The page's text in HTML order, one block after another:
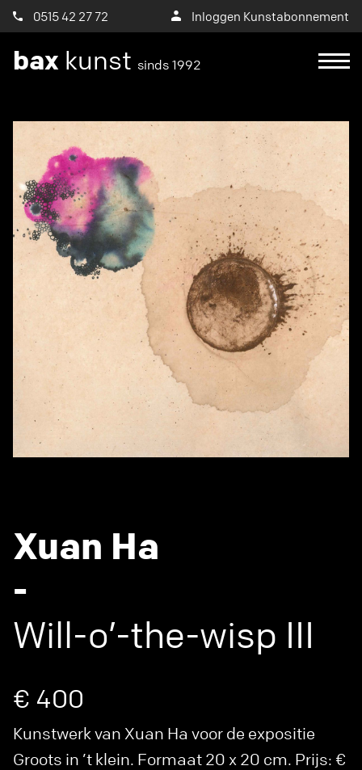
0515 42 27 72 Inloggen Kunstabonnement
bax kunst sinds 1992
Xuan Ha
-
Will-o’-the-wisp III
€ 400
Kunstwerk van Xuan Ha voor de expositie
Groots in ’t klein. Formaat 20 x 20 cm. Prijs: €